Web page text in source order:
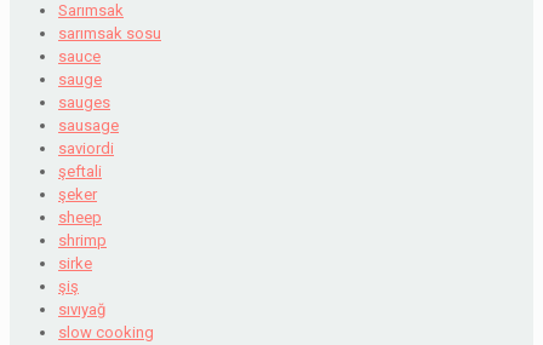
Sarımsak
sarımsak sosu
sauce
sauge
sauges
sausage
saviordi
şeftali
şeker
sheep
shrimp
sirke
şiş
sıvıyağ
slow cooking